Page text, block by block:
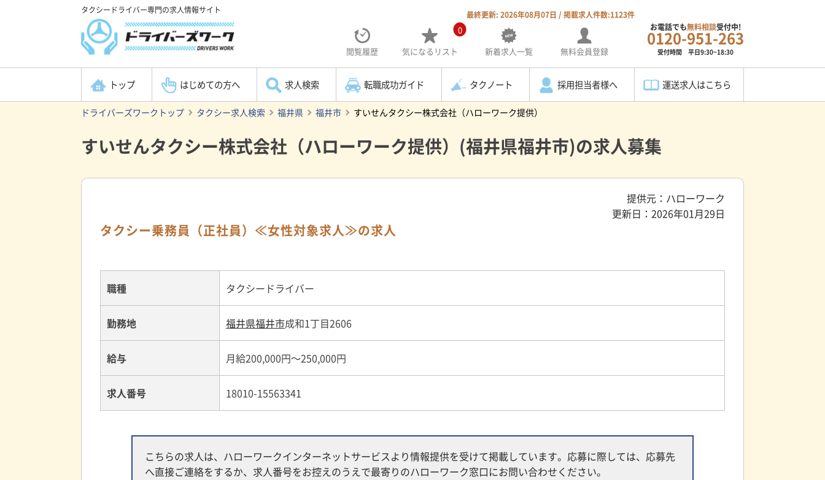
タクシードライバー専門の求人情報サイト 最終更新: 2026年08月07日 / 掲載求人件数:1123件
新着求人一覧
閲覧履歴
0
気になる リスト 無料会員登録
お電話でも無料相談受付中!
0120-951-263
受付時間 平日9:30~18:30
トップ はじめての方へ 求人検索 転職成功ガイド タクノート 採用担当者様へ 運送求人はこちら
ドライバーズワークトップ タクシー求人検索 福井県 福井市 すいせんタクシー株式会社（ハローワーク提供）
すいせんタクシー株式会社（ハローワーク提供）(福井県福井市)の求人募集
提供元：ハローワーク
更新日：2026年01月29日
タクシー乗務員（正社員）≪女性対象求人≫の求人
職種 タクシードライバー
勤務地 福井県福井市成和1丁目2606
給与 月給200,000円～250,000円
求人番号 18010-15563341
こちらの求人は、ハローワークインターネットサービスより情報提供を受けて掲載しています。応募に際しては、応募先
へ直接ご連絡をするか、求人番号をお控えのうえで最寄りのハローワーク窓口にお問い合わせください。